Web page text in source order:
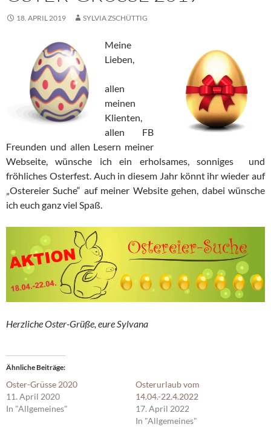
18. APRIL 2019 SYLVIA ZSCHÜTTIG
Meine
Lieben,
allen
meinen
Klienten,
allen FB
Freunden und allen Lesern meiner
Webseite, wünsche ich ein erholsames, sonniges und
fröhliches Osterfest. Auch in diesem Jahr könnt ihr wieder auf
„Ostereier Suche“ auf meiner Website gehen, dabei wünsche
ich euch ganz viel Spaß.
Herzliche Oster-Grüße, eure Sylvana
Ähnliche Beiträge
Oster-Grüsse 2020
11. April 2020
In "Allgemeines"
Osterurlaub vom
14.04.-22.4.2022
17. April 2022
In "Allgemeines"